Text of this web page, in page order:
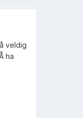
veldig
ha